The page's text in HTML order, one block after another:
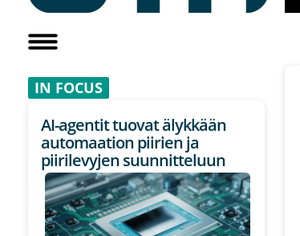
IN FOCUS
AI-agentit tuovat älykkään
automaation piirien ja
piirilevyjen suunnitteluun